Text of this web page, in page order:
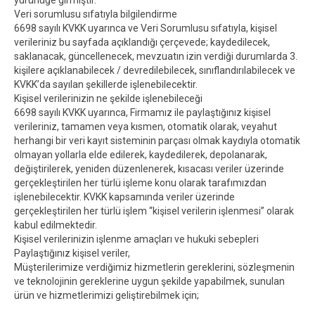
Veri sorumlusu sıfatıyla bilgilendirme
6698 sayılı KVKK uyarınca ve Veri Sorumlusu sıfatıyla, kişisel
verileriniz bu sayfada açıklandığı çerçevede; kaydedilecek,
saklanacak, güncellenecek, mevzuatın izin verdiği durumlarda 3.
kişilere açıklanabilecek / devredilebilecek, sınıflandırılabilecek ve
KVKK’da sayılan şekillerde işlenebilecektir.
Kişisel verilerinizin ne şekilde işlenebileceği
6698 sayılı KVKK uyarınca, Firmamız ile paylaştığınız kişisel
verileriniz, tamamen veya kısmen, otomatik olarak, veyahut
herhangi bir veri kayıt sisteminin parçası olmak kaydıyla otomatik
olmayan yollarla elde edilerek, kaydedilerek, depolanarak,
değiştirilerek, yeniden düzenlenerek, kısacası veriler üzerinde
gerçekleştirilen her türlü işleme konu olarak tarafımızdan
işlenebilecektir. KVKK kapsamında veriler üzerinde
gerçekleştirilen her türlü işlem “kişisel verilerin işlenmesi” olarak
kabul edilmektedir.
Kişisel verilerinizin işlenme amaçları ve hukuki sebepleri
Paylaştığınız kişisel veriler,
Müşterilerimize verdiğimiz hizmetlerin gereklerini, sözleşmenin
ve teknolojinin gereklerine uygun şekilde yapabilmek, sunulan
ürün ve hizmetlerimizi geliştirebilmek için;